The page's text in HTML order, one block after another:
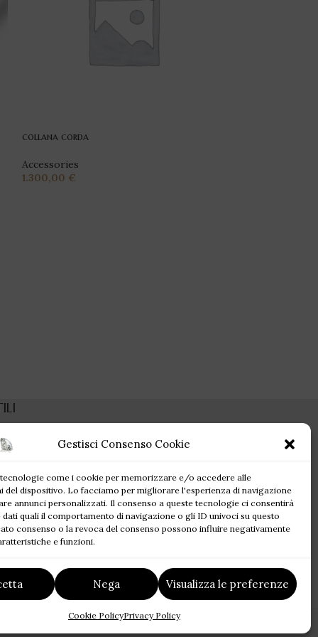
Gestisci Consenso Cookie
come i cookie per memorizzare e/o accedere alle
del dispositivo. Lo facciamo per migliorare l'esperienza di navigazione
annunci personalizzati. Il consenso a queste tecnologie ci consentirà
dati quali il comportamento di navigazione o gli ID univoci su questo
consenso o la revoca del consenso possono influire negativamente
e funzioni.
Nega Visualizza le preferenze
Cookie PolicyPrivacy Policy
collana corda
Accessories
1.300,00 €
dimenticata
(UE)
rimborso e
Spedizione
condizioni